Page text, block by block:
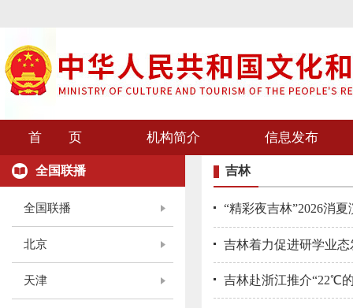
首 页 机构简介 信息发布
全国联播
全国联播
北京
天津
吉林
“精彩夜吉林”2026消
吉林着力促进研学业态
吉林赴浙江推介“22℃